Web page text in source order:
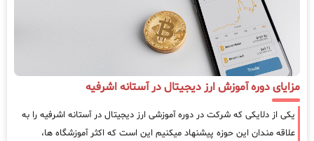
مزایای دوره آموزش ارز دیجیتال در آستانه اشرفیه
یکی از دلایکی که شرکت در دوره آموزشی ارز دیجیتال در آستانه اشرفیه را به
علاقه مندان این حوزه پیشنهاد میکنیم این است که اکثر آموزشگاه ها،